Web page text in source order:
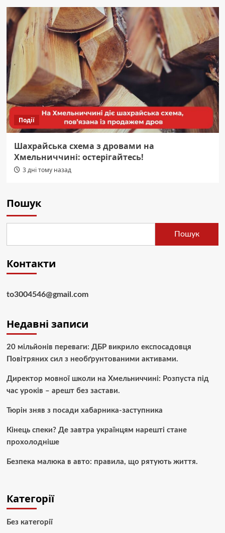
Події
Шахрайська схема з дровами на
Хмельниччині: остерігайтесь!
3 дні тому назад
Пошук
Пошук
Контакти
to3004546@gmail.com
Недавні записи
20 мільйонів переваги: ДБР викрило експосадовця
Повітряних сил з необґрунтованими активами.
Директор мовної школи на Хмельниччині: Розпуста під
час уроків – арешт без застави.
Тюрін зняв з посади хабарника-заступника
Кінець спеки? Де завтра українцям нарешті стане
прохолодніше
Безпека малюка в авто: правила, що рятують життя.
Категорії
Без категорії